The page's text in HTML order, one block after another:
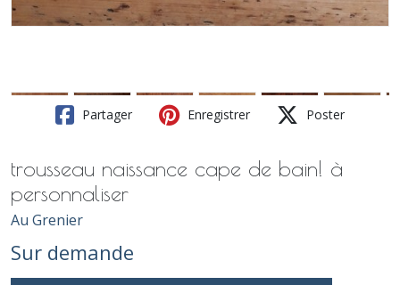
Partager Enregistrer Poster
trousseau naissance cape de bain! à
personnaliser
Au Grenier
Sur demande